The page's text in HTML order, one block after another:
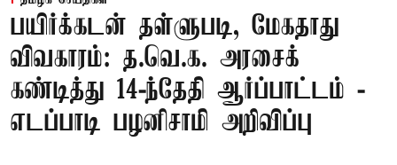
பயிர்க்கடன் தள்ளுபடி, மேகதாது
விவகாரம்: த.வெ.க. அரசைக்
கண்டித்து 14-ந்தேதி ஆர்ப்பாட்டம் -
எடப்பாடி பழனிசாமி அறிவிப்பு